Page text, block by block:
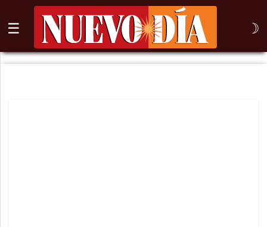
☰ ☽
⌕